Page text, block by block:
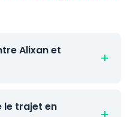
Alixan et
le trajet en